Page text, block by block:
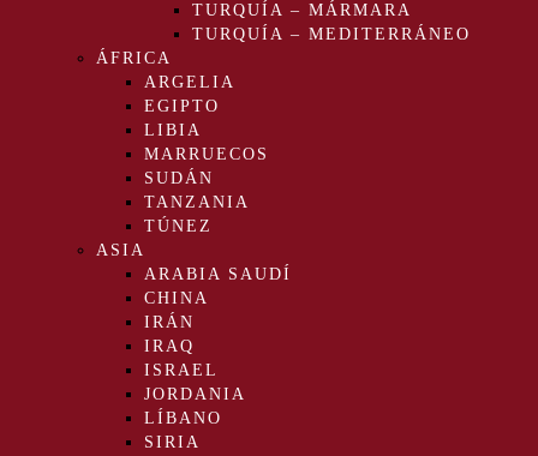
TURQUÍA – MÁRMARA
TURQUÍA – MEDITERRÁNEO
ÁFRICA
ARGELIA
EGIPTO
LIBIA
MARRUECOS
SUDÁN
TANZANIA
TÚNEZ
ASIA
ARABIA SAUDÍ
CHINA
IRÁN
IRAQ
ISRAEL
JORDANIA
LÍBANO
SIRIA